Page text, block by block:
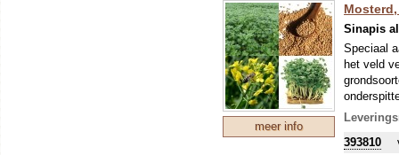
meer info
Sinapis
Speciaal
het veld
populair
zo'n
393810